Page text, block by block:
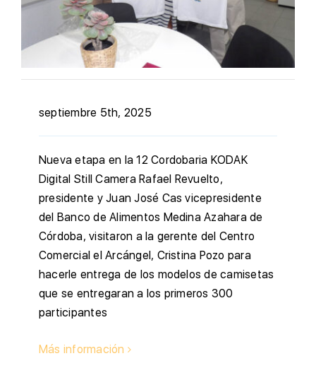
septiembre 5th, 2025
Nueva etapa en la 12 Cordobaria KODAK
Digital Still Camera Rafael Revuelto,
presidente y Juan José Cas vicepresidente
del Banco de Alimentos Medina Azahara de
Córdoba, visitaron a la gerente del Centro
Comercial el Arcángel, Cristina Pozo para
hacerle entrega de los modelos de camisetas
que se entregaran a los primeros 300
participantes
Más información